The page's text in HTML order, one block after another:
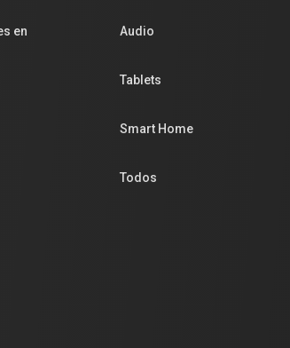
en
Audio
Tablets
Smart Home
Todos